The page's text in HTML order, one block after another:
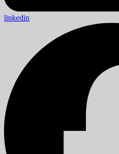
linkedin